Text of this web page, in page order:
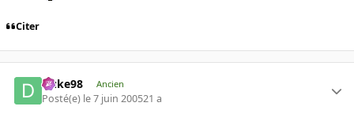
Citer
Duke98 Ancien
Posté(e) le 7 juin 200521 a